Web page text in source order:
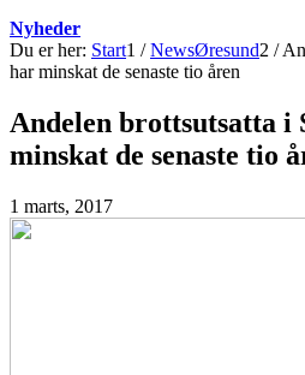
Nyheder
Du er her: Start1 / NewsØresund2 /
har minskat de senaste tio åren
Andelen brottsutsatta i
minskat de senaste tio
1 marts, 2017